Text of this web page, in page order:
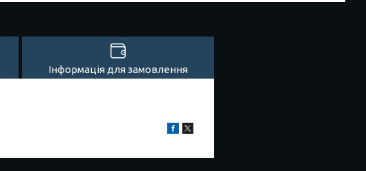
Інформація для замовлення